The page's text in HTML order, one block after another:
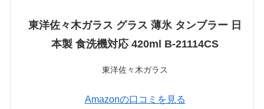
東洋佐々木ガラス グラス 薄氷 タンブラー 日
本製 食洗機対応 420ml B-21114CS
東洋佐々木ガラス
Amazonの口コミを見る